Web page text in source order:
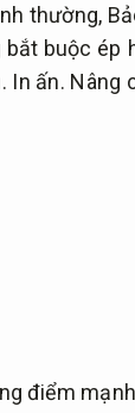
thường,
bắt buộc ép
In ấn. Nâng
điểm